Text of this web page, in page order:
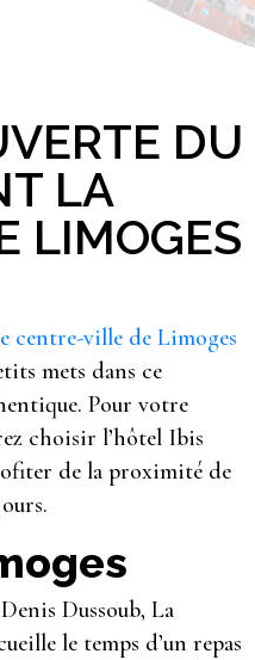
DU
LA
LIMOGES
centre-ville de Limoges
mets dans ce
Pour votre
choisir l’hôtel Ibis
de la proximité de
Dussoub, La
le temps d’un repas